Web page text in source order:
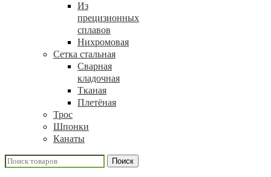
Из
прецизионных
сплавов
Нихромовая
Сетка стальная
Сварная
кладочная
Тканая
Плетёная
Трос
Шпонки
Канаты
Поиск